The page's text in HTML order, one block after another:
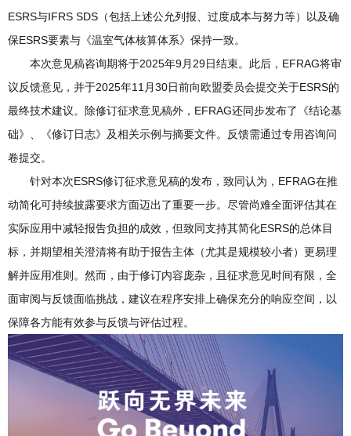
ESRS与IFRS SDS（包括上述公允列报、过度成本与努力等）以及确
保ESRS要素与《温室气体核算体系》保持一致。
本次意见稿咨询期将于2025年9月29日结束。此后，EFRAG将审
议反馈意见，并于2025年11月30日前向欧盟委员会提交关于ESRS的
最终技术建议。除修订征求意见稿外，EFRAG还同步发布了《结论基
础》、《修订日志》及相关示例与摘要文件。反馈需通过专用咨询问
卷提交。
针对本次ESRS修订征求意见稿的发布，致同认为，EFRAG在推
动简化可持续披露要求方面迈出了重要一步。尽管尚难全面评估其在
实际应用中减轻报告负担的成效，但致同支持其简化ESRS的总体目
标，并期望相关澄清将有助于报告主体（尤其是规模较小者）更易理
解并应用准则。然而，由于修订内容庞杂，且征求意见时间有限，全
面审阅与反馈面临挑战，建议在程序安排上确保充分的响应空间，以
保障各方能有效参与反馈与评估过程。